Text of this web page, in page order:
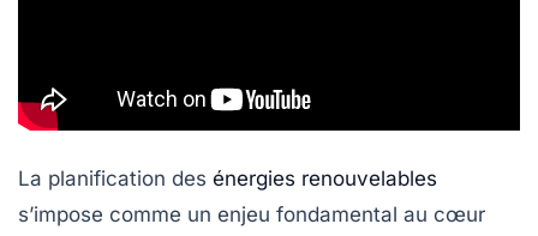
La planification des énergies renouvelables
s’impose comme un enjeu fondamental au cœur